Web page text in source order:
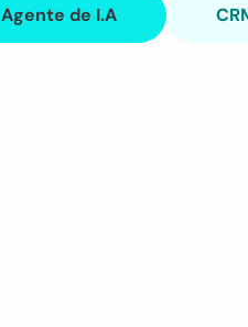
Agente de I.A